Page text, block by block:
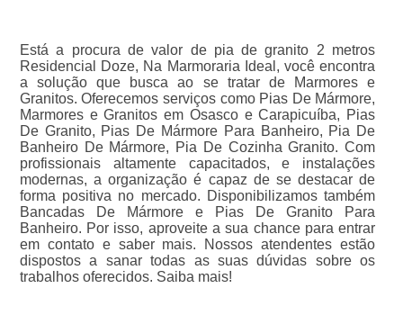
Está a procura de valor de pia de granito 2 metros
Residencial Doze, Na Marmoraria Ideal, você encontra
a solução que busca ao se tratar de Marmores e
Granitos. Oferecemos serviços como Pias De Mármore,
Marmores e Granitos em Osasco e Carapicuíba, Pias
De Granito, Pias De Mármore Para Banheiro, Pia De
Banheiro De Mármore, Pia De Cozinha Granito. Com
profissionais altamente capacitados, e instalações
modernas, a organização é capaz de se destacar de
forma positiva no mercado. Disponibilizamos também
Bancadas De Mármore e Pias De Granito Para
Banheiro. Por isso, aproveite a sua chance para entrar
em contato e saber mais. Nossos atendentes estão
dispostos a sanar todas as suas dúvidas sobre os
trabalhos oferecidos. Saiba mais!